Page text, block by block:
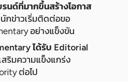
นด์ที่มากขึ้นสร้างโอกาส
ข่าวเริ่มติดต่อขอ
อย่างแข็งขัน
ได้รับ Editorial
สริมความแข็งแกร่ง
ต่อไป